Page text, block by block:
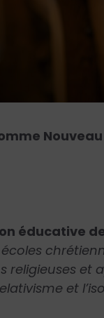
Nouveau
éducative
religieuses et
et